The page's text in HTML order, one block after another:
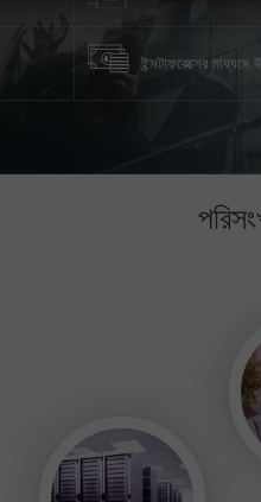
ইন্সটাফরেক্সের মাধ্যমে